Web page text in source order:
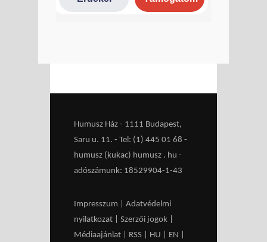
Humusz Ház - 1111 Budapest,
Saru u. 11. - Tel: (1) 445 01 68 -
humusz (kukac) humusz . hu -
adószámunk: 18529904-1-43
Impresszum
Adatvédelmi
nyilatkozat
Szerzői jogok
Médiaajánlat
RSS HU EN